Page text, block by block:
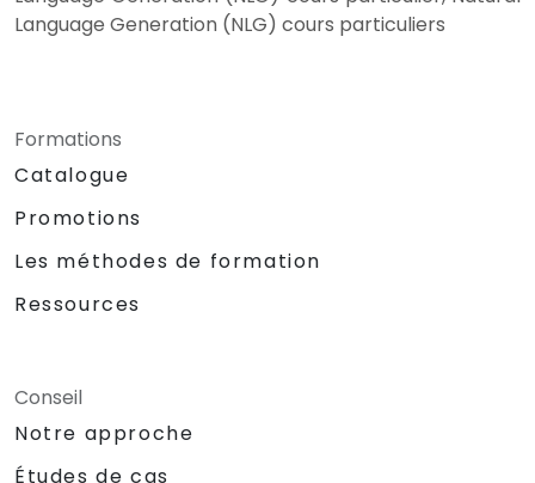
Language Generation (NLG) cours particuliers
Formations
Catalogue
Promotions
Les méthodes de formation
Ressources
Conseil
Notre approche
Études de cas